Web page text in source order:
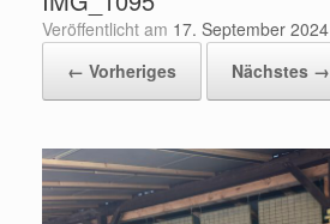
Veröffentlicht am 17. September 2024
← Vorheriges
Nächstes →